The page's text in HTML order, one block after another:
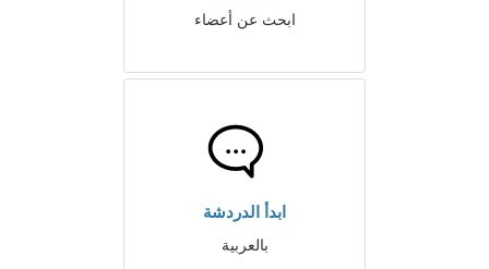
ابحث عن أعضاء
ابدأ الدردشة
بالعربية